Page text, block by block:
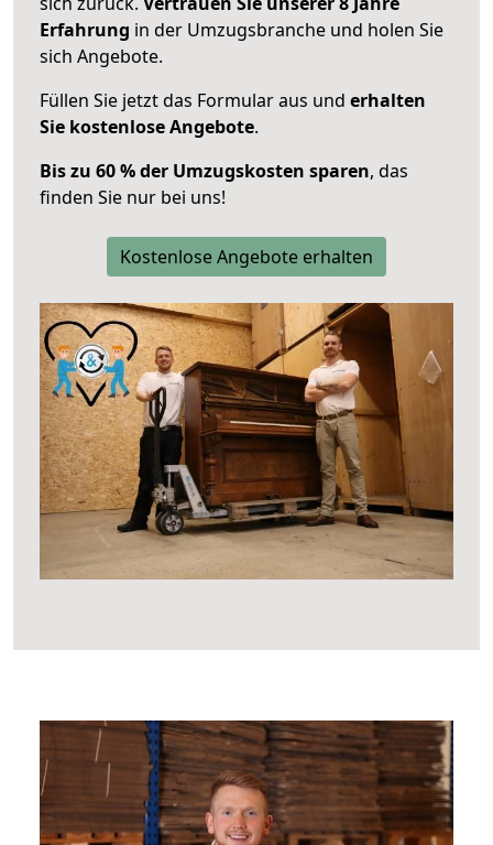
Erfahrung in der Umzugsbranche und holen Sie
sich Angebote.
Füllen Sie jetzt das Formular aus und erhalten
Sie kostenlose Angebote.
Bis zu 60 % der Umzugskosten sparen, das
finden Sie nur bei uns!
Kostenlose Angebote erhalten